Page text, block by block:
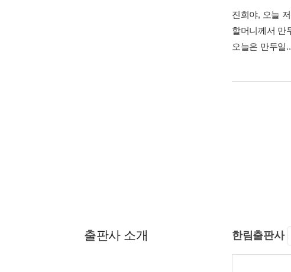
진희야, 오늘
할머니께서 만
오늘은 만두일
예상렬 (옮긴
서울에서 태